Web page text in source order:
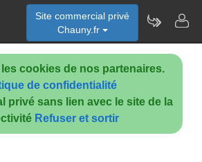
cookies de nos partenaires.
de confidentialité
privé sans lien avec le site de la
Refuser et sortir
Site commercial privé
Chauny.fr